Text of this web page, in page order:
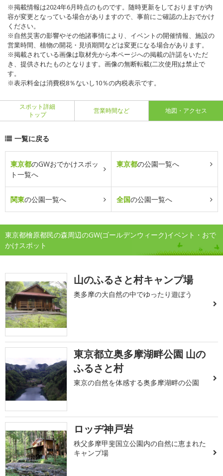
※掲載情報は2024年6月時点のものです。随時更新をしておりますが内
容が変更となっている場合がありますので、事前にご確認の上おでかけ
ください。
※自然災害の影響やその他諸事情により、イベントの開催情報、施設の
営業時間、植物の開花・見頃期間などは変更になる場合があります。
※掲載されている画像は取材先から本ページへの掲載の許諾をいただ
き、提供されたものとなります。画像の無断転載(二次使用)は禁止で
す。
※表示料金は消費税8％ないし10％の内税表示です。
スポット詳細
トップ
営業時間など 地図・アクセス
一覧に戻る
東京都のGWおでかけスポッ
ト一覧へ
東京都の公園一覧へ
関東の公園一覧へ 全国の公園一覧へ
東京都檜原都民の森周辺のGW(ゴールデンウィーク)イベント・おで
かけスポット
山のふるさと村キャンプ場
奥多摩の大自然の中でゆったり遊ぼう
東京都立奥多摩湖畔公園 山の
ふるさと村
東京の自然を体感する奥多摩湖畔の公園
ロッヂ神戸岩
秩父多摩甲斐国立公園内の自然に恵まれた
キャンプ場